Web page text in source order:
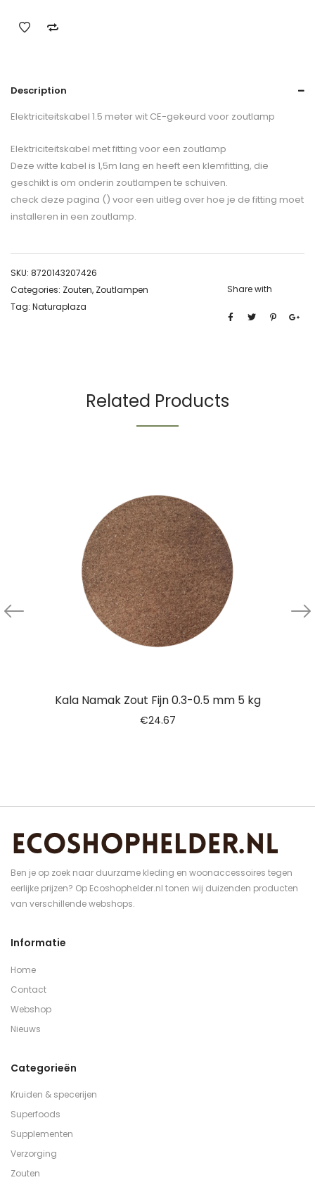
Description
Elektriciteitskabel 1.5 meter wit CE-gekeurd voor zoutlamp
Elektriciteitskabel met fitting voor een zoutlamp
Deze witte kabel is 1,5m lang en heeft een klemfitting, die
geschikt is om onderin zoutlampen te schuiven.
check deze pagina () voor een uitleg over hoe je de fitting moet
installeren in een zoutlamp.
SKU: 8720143207426
Categories: Zouten, Zoutlampen
Tag: Naturaplaza
Share with
Related Products
Kala Namak Zout Fijn 0.3-0.5 mm 5 kg
€24.67
Ben je op zoek naar duurzame kleding en woonaccessoires tegen
eerlijke prijzen? Op Ecoshophelder.nl tonen wij duizenden producten
van verschillende webshops.
Informatie
Home
Contact
Webshop
Nieuws
Categorieën
Kruiden & specerijen
Superfoods
Supplementen
Verzorging
Zouten